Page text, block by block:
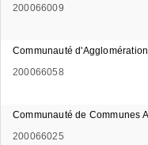
200066009
Communauté
200066058
Communauté de Communes
200066025